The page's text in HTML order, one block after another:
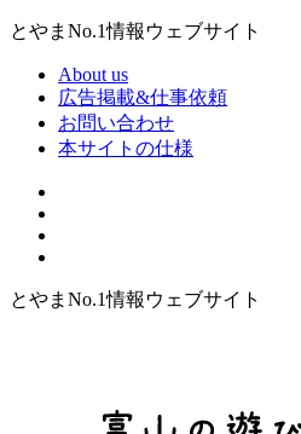
とやまNo.1情報ウェブサイト
About us
広告掲載&仕事依頼
お問い合わせ
本サイトの仕様
とやまNo.1情報ウェブサイト